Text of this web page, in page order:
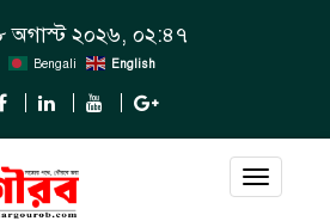
অগাস্ট ২০২৬, ০২:৪৭
Bengali English
Toggle